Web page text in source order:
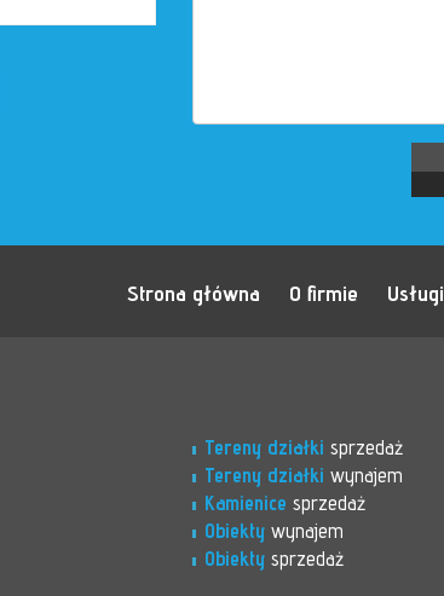
Strona główna O firmie Usługi
Tereny działki sprzedaż
Tereny działki wynajem
Kamienice sprzedaż
Obiekty wynajem
Obiekty sprzedaż